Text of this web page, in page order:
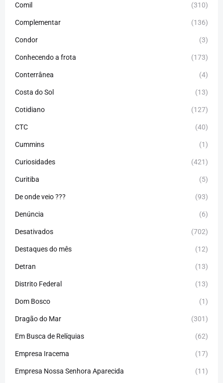
Comil (310)
Complementar (136)
Condor (3)
Conhecendo a frota (173)
Conterrânea (4)
Costa do Sol (13)
Cotidiano (127)
CTC (40)
Cummins (1)
Curiosidades (421)
Curitiba (5)
De onde veio ??? (93)
Denúncia (6)
Desativados (702)
Destaques do mês (12)
Detran (13)
Distrito Federal (13)
Dom Bosco (1)
Dragão do Mar (301)
Em Busca de Relíquias (62)
Empresa Iracema (17)
Empresa Nossa Senhora Aparecida (11)